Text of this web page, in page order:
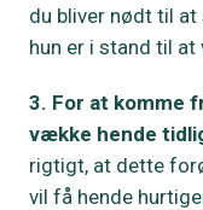
du bliver nødt til
hun er i stand til at
3. For at komme
vække hende
rigtigt, at dette
vil få hende